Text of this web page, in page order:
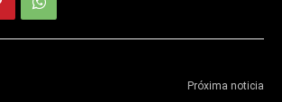
Próxima noticia